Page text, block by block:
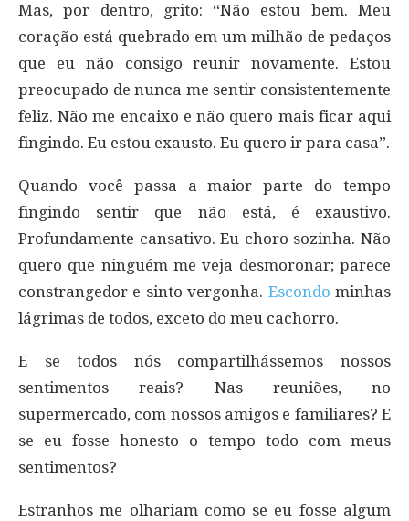
Mas, por dentro, grito: “Não estou bem. Meu
coração está quebrado em um milhão de pedaços
que eu não consigo reunir novamente. Estou
preocupado de nunca me sentir consistentemente
feliz. Não me encaixo e não quero mais ficar aqui
fingindo. Eu estou exausto. Eu quero ir para casa”.
Quando você passa a maior parte do tempo
fingindo sentir que não está, é exaustivo.
Profundamente cansativo. Eu choro sozinha. Não
quero que ninguém me veja desmoronar; parece
constrangedor e sinto vergonha. Escondo minhas
lágrimas de todos, exceto do meu cachorro.
E se todos nós compartilhássemos nossos
sentimentos reais? Nas reuniões, no
supermercado, com nossos amigos e familiares? E
se eu fosse honesto o tempo todo com meus
sentimentos?
Estranhos me olhariam como se eu fosse algum